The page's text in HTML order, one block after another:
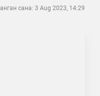
сана: 3 Aug 2023, 14:29